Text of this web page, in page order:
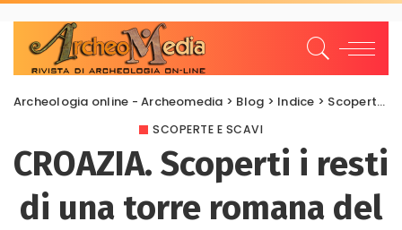
Archeologia online - Archeomedia > Blog > Indice > Scoperte e scavi
SCOPERTE E SCAVI
CROAZIA. Scoperti i resti
di una torre romana del